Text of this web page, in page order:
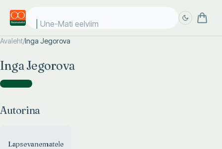
Une-Mati eelviima
Avaleht/Inga Jegorova
Inga Jegorova
Autorina )
Autorina
Lapsevanematele